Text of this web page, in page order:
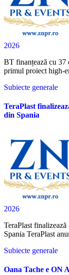
2026
BT finanțează cu 37 de milioane de euro dezvoltarea PRIMA Solis,
primul proiect high-
Subiecte generale
TeraPlast
din Spania
2026
TeraPlast finalizează achiziția fabricii de sisteme din polietilenă din
Spania TeraPlast
Subiecte generale
Oana Tache e ON